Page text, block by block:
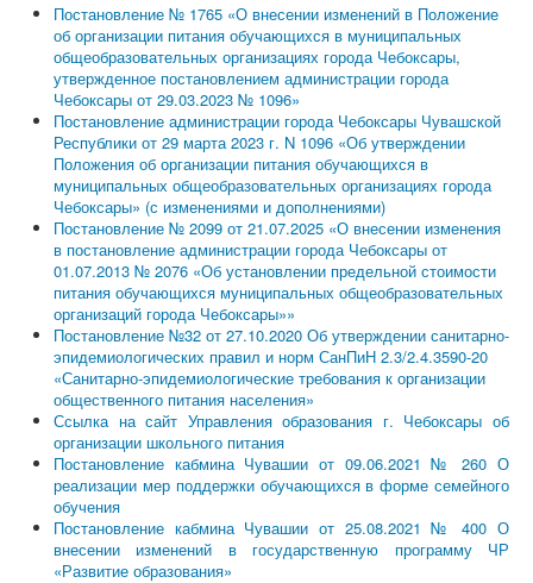
Постановление № 1765 «О внесении изменений в Положение
об организации питания обучающихся в муниципальных
общеобразовательных организациях города Чебоксары,
утвержденное постановлением администрации города
Чебоксары от 29.03.2023 № 1096»
Постановление администрации города Чебоксары Чувашской
Республики от 29 марта 2023 г. N 1096 «Об утверждении
Положения об организации питания обучающихся в
муниципальных общеобразовательных организациях города
Чебоксары» (с изменениями и дополнениями)
Постановление № 2099 от 21.07.2025 «О внесении изменения
в постановление администрации города Чебоксары от
01.07.2013 № 2076 «Об установлении предельной стоимости
питания обучающихся муниципальных общеобразовательных
организаций города Чебоксары»»
Постановление №32 от 27.10.2020 Об утверждении санитарно-
эпидемиологических правил и норм СанПиН 2.3/2.4.3590-20
«Санитарно-эпидемиологические требования к организации
общественного питания населения»
Ссылка на сайт Управления образования г. Чебоксары об
организации школьного питания
Постановление кабмина Чувашии от 09.06.2021 № 260 О
реализации мер поддержки обучающихся в форме семейного
обучения
Постановление кабмина Чувашии от 25.08.2021 № 400 О
внесении изменений в государственную программу ЧР
«Развитие образования»